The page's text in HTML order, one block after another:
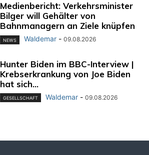
Medienbericht: Verkehrsminister
Bilger will Gehälter von
Bahnmanagern an Ziele knüpfen
NEWS Waldemar - 09.08.2026
Hunter Biden im BBC-Interview |
Krebserkrankung von Joe Biden
hat sich...
GESELLSCHAFT Waldemar - 09.08.2026